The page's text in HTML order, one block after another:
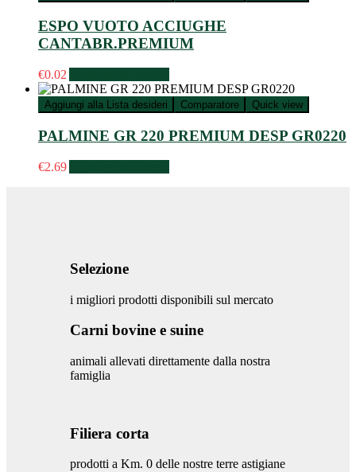
ESPO VUOTO ACCIUGHE
CANTABR.PREMIUM
€0.02
Aggiungi alla Lista desideri Comparatore Quick view
PALMINE GR 220 PREMIUM DESP GR0220
€2.69
Selezione
i migliori prodotti disponibili sul mercato
Carni bovine e suine
animali allevati direttamente dalla nostra
famiglia
Filiera corta
prodotti a Km. 0 delle nostre terre astigiane